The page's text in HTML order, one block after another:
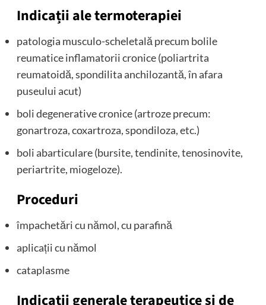
Indicații ale termoterapiei
patologia musculo-scheletală precum bolile
reumatice inflamatorii cronice (poliartrita
reumatoidă, spondilita anchilozantă, în afara
puseului acut)
boli degenerative cronice (artroze precum:
gonartroza, coxartroza, spondiloza, etc.)
boli abarticulare (bursite, tendinite, tenosinovite,
periartrite, miogeloze).
Proceduri
împachetări cu nămol, cu parafină
aplicații cu nămol
cataplasme
Indicații generale terapeutice și de